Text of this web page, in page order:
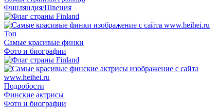
Финляндия/Швеция
Топ
Самые красивые финки
Фото и биографии
Подробости
Финские актрисы
Фото и биографии